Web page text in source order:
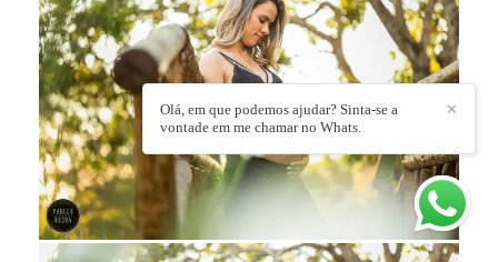
✕
Olá, em que podemos ajudar? Sinta-se a
vontade em me chamar no Whats.